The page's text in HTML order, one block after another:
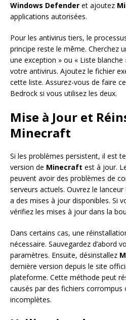
Windows Defender et ajoutez
applications autorisées.
Pour les antivirus tiers, le
principe reste le même. Cherchez
une exception » ou « Liste
votre antivirus. Ajoutez le fichier
cette liste. Assurez-vous de faire
Bedrock si vous utilisez les deux.
Mise à Jour et
Minecraft
Si les problèmes persistent, il est
version de Minecraft est à jour.
peuvent avoir des problèmes de
serveurs actuels. Ouvrez le lanceur
a des mises à jour disponibles. Si
vérifiez les mises à jour dans la
Dans certains cas, une
nécessaire. Sauvegardez d’abord
paramètres. Ensuite, désinstallez
dernière version depuis le site
plateforme. Cette méthode peut
causés par des fichiers corrompus
incomplètes.